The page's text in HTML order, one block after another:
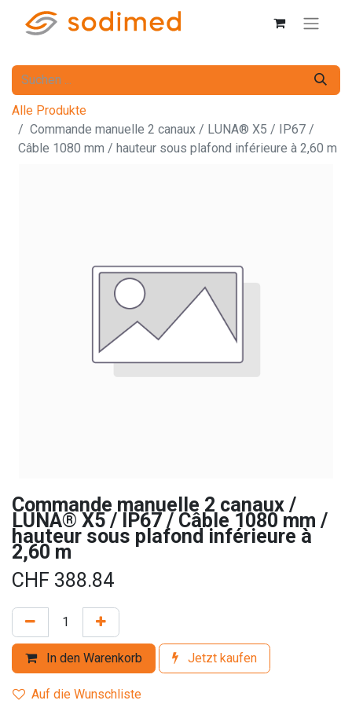
Alle Produkte
Commande manuelle 2 canaux / LUNA® X5 / IP67 /
Câble 1080 mm / hauteur sous plafond inférieure à 2,60 m
Commande manuelle 2 canaux /
LUNA® X5 / IP67 / Câble 1080 mm /
hauteur sous plafond inférieure à
2,60 m
CHF 388.84
In den Warenkorb Jetzt kaufen
Auf die Wunschliste